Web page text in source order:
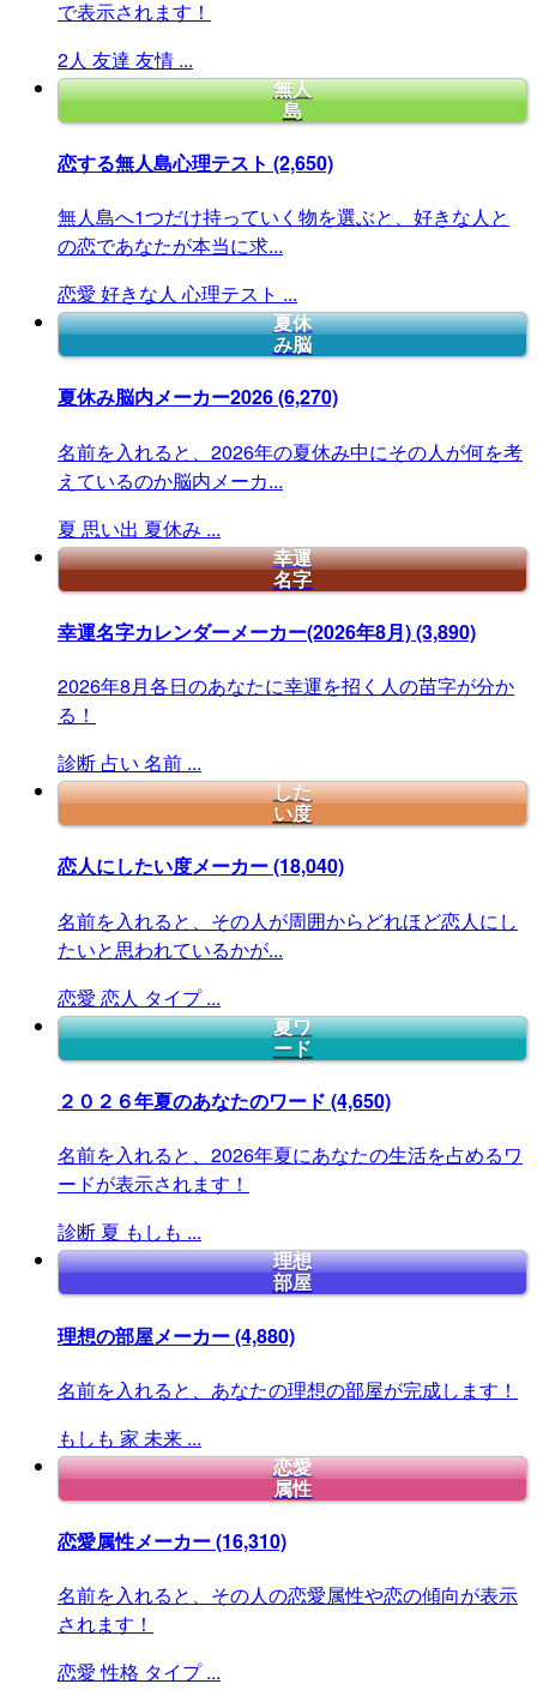
で表示されます！
2人 友達 友情 ...
無人
島
恋する無人島心理テスト (2,650)
無人島へ1つだけ持っていく物を選ぶと、好きな人と
の恋であなたが本当に求...
恋愛 好きな人 心理テスト ...
夏休
み脳
夏休み脳内メーカー2026(6,270)
名前を入れると、2026年の夏休み中にその人が何を考
えているのか脳内メーカ...
夏 思い出 夏休み ...
幸運
名字
幸運名字カレンダーメーカー(2026年8月)(3,890)
2026年8月各日のあなたに幸運を招く人の苗字が分か
る！
診断 占い 名前 ...
した
い度
恋人にしたい度メーカー(18,040)
名前を入れると、その人が周囲からどれほど恋人にし
たいと思われているかが...
恋愛 恋人 タイプ ...
夏ワ
ード
２０２６年夏のあなたのワード (4,650)
名前を入れると、2026年夏にあなたの生活を占めるワ
ードが表示されます！
診断 夏 もしも ...
理想
部屋
理想の部屋メーカー(4,880)
名前を入れると、あなたの理想の部屋が完成します！
もしも 家 未来 ...
恋愛
属性
恋愛属性メーカー(16,310)
名前を入れると、その人の恋愛属性や恋の傾向が表示
されます！
恋愛 性格 タイプ ...